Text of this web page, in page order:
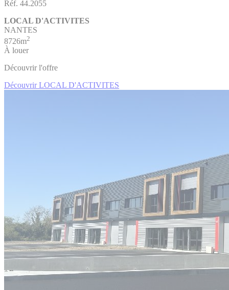
Réf. 44.2055
LOCAL D'ACTIVITES
NANTES
8726m2
À louer
Découvrir l'offre
Découvrir LOCAL D'ACTIVITES